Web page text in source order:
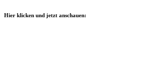
Hier klicken und jetzt anschauen: